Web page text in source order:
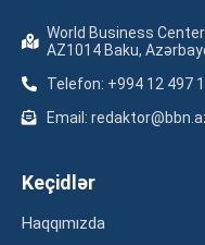
World Business
AZ1014 Baku,
Telefon: +994 12 497
Email:
Keçidlər
Haqqımızda